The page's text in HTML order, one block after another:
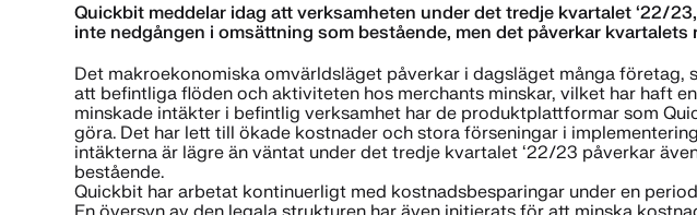
Quickbit meddelar idag att verksamheten under det tredje kvartalet ‘22/
inte nedgången i omsättning som bestående, men det påverkar
Det makroekonomiska omvärldsläget påverkar i dagsläget många
att befintliga flöden och aktiviteten hos merchants minskar, vilket har haft
minskade intäkter i befintlig verksamhet har de produktplattformar som
göra. Det har lett till ökade kostnader och stora förseningar i
intäkterna är lägre än väntat under det tredje kvartalet ‘22/23 påverkar
bestående.
Quickbit har arbetat kontinuerligt med kostnadsbesparingar under en